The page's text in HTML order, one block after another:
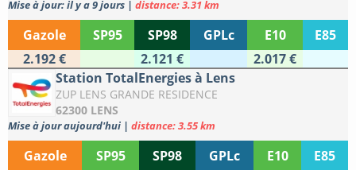
Mise à jour: il y a 9 jours | distance: 3.31 km
Gazole SP95 SP98 GPLc E10
E85
2.192 €
2.121 €
2.017 €
Station TotalEnergies à Lens
ZUP LENS GRANDE RESIDENCE
62300 LENS
Mise à jour aujourd'hui | distance: 3.55 km
Gazole SP95 SP98 GPLc E10
E85